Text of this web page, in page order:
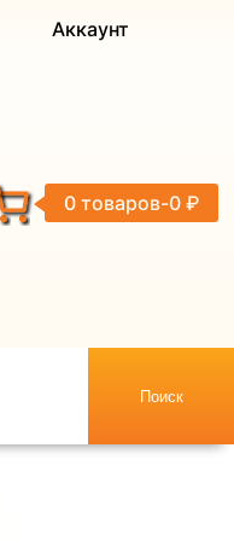
Аккаунт
0 товаров 0 ₽
Поиск